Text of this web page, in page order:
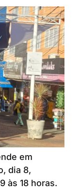
em
dia 8,
às 18 horas.